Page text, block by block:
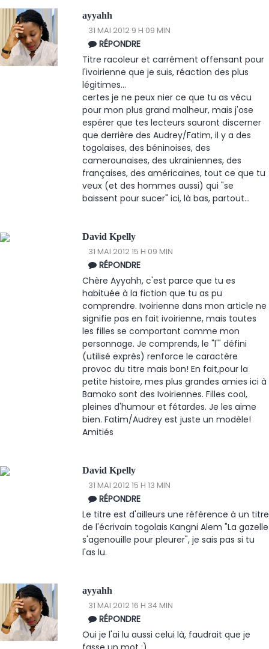
ayyahh
31 MAI 2012 9 H 09 MIN
RÉPONDRE
Titre racoleur et carrément offensant pour
l'ivoirienne que je suis, réaction des plus
légitimes...
certes je ne peux nier ce que tu as vécu
pour mon plus grand malheur, mais j'ose
espérer que tes lecteurs sauront discerner
que derrière des Audrey/Fatim, il y a des
togolaises, des béninoises, des
camerounaises, des ukrainiennes, des
françaises, des américaines, tout ce que tu
veux (et des hommes aussi) qui "se
baissent pour sucer" ici, là bas, partout...
David Kpelly
31 MAI 2012 15 H 09 MIN
RÉPONDRE
Chère Ayyahh, c'est parce que tu es
habituée à la fiction que tu as pu
comprendre. Ivoirienne dans mon article ne
signifie pas en fait ivoirienne, mais toutes
les filles se comportant comme mon
personnage. Je comprends, le "l'" défini
(utilisé exprès) renforce le caractère
provoc du titre mais bon! En fait,pour la
petite histoire, mes plus grandes amies ici à
Bamako sont des Ivoiriennes. Filles cool,
pleines d'humour et fétardes. Je les aime
bien. Fatim/Audrey est juste un modèle!
Amitiés
David Kpelly
31 MAI 2012 15 H 13 MIN
RÉPONDRE
Le titre est d'ailleurs une référence à un titre
de l'écrivain togolais Kangni Alem "La gazelle
s'agenouille pour pleurer", je sais pas si tu
l'as lu.
ayyahh
31 MAI 2012 16 H 34 MIN
RÉPONDRE
Oui je l'ai lu aussi celui là, faudrait que je